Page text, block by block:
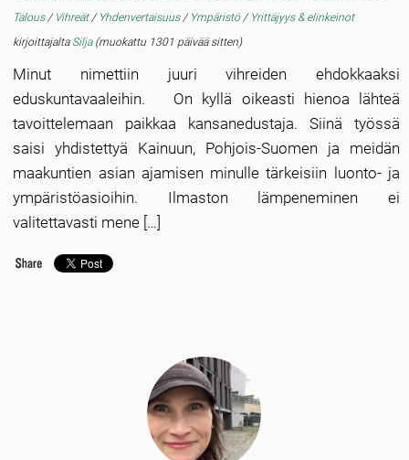
Talous/ Vihreät/ Yhdenvertaisuus/ Ympäristö/ Yrittäjyys & elinkeinot
kirjoittajalta Silja(muokattu 1301 päivää sitten)
Minut nimettiin juuri vihreiden ehdokkaaksi
eduskuntavaaleihin. On kyllä oikeasti hienoa lähteä
tavoittelemaan paikkaa kansanedustaja. Siinä työssä
saisi yhdistettyä Kainuun, Pohjois-Suomen ja meidän
maakuntien asian ajamisen minulle tärkeisiin luonto- ja
ympäristöasioihin. Ilmaston lämpeneminen ei
valitettavasti mene […]